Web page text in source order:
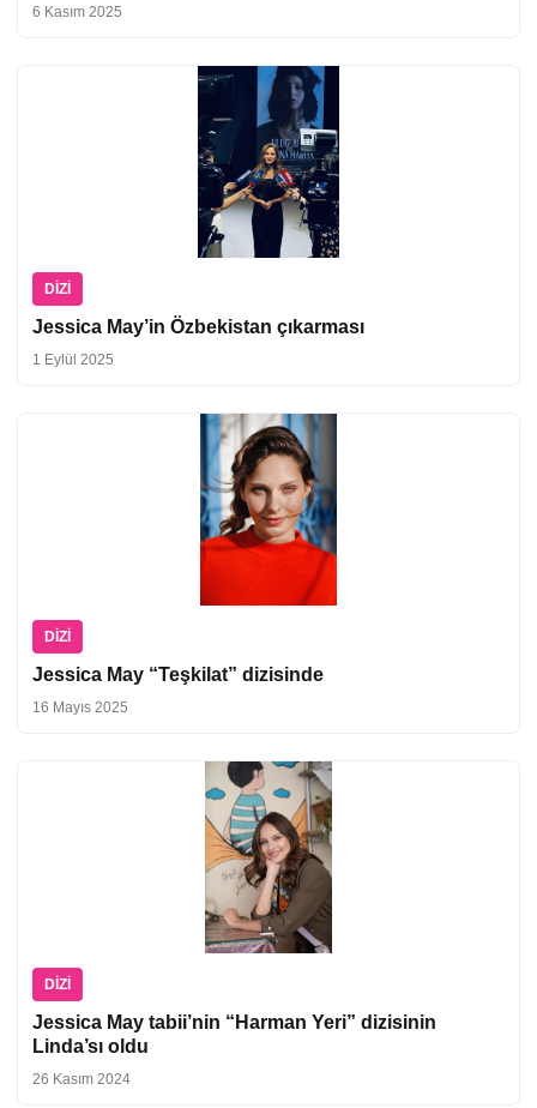
6 Kasım 2025
DIZI
Jessica May’in Özbekistan çıkarması
1 Eylül 2025
DIZI
Jessica May “Teşkilat” dizisinde
16 Mayıs 2025
DIZI
Jessica May tabii’nin “Harman Yeri” dizisinin
Linda’sı oldu
26 Kasım 2024